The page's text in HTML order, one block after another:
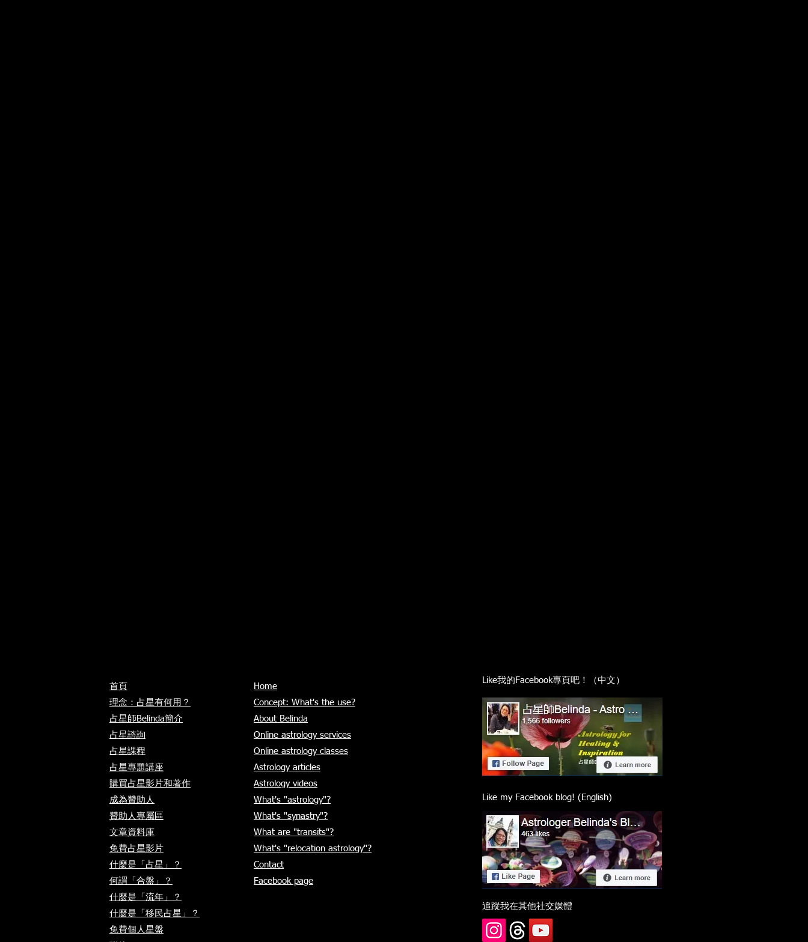
首頁
理念：占星有何用？
占星師Belinda簡介
占星諮詢
占星課程
占星專題講座
購買占星影片和著作
成為贊助人
贊助人專屬區
文章資料庫
免費占星影片
什麼是「占星」？
何謂「合盤」？
​什麼是「流年」？
​什麼是「移民占星」？
免費個人星盤
Home
Concept: What's the use?
About Belinda
Online astrology services
Online astrology classes
Astrology articles
Astrology videos
What's "astrology"?
What's "synastry"?
What are "transits"?
​What's "relocation astrology"?
Contact
Facebook page
Like我的Facebook專頁吧！（中文）
Like my Facebook blog! (English)
追蹤我在其他社交媒體